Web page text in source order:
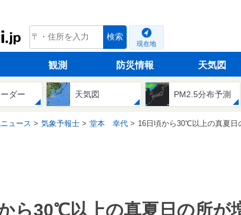
tenki.jp 検索
現在地
観測 防災情報 天気図
ダー 天気図 PM2.5分布予測
ュース 気象予報士 堂本 幸代 16日頃から30℃以上の真夏
ら30℃以上の真夏日の所